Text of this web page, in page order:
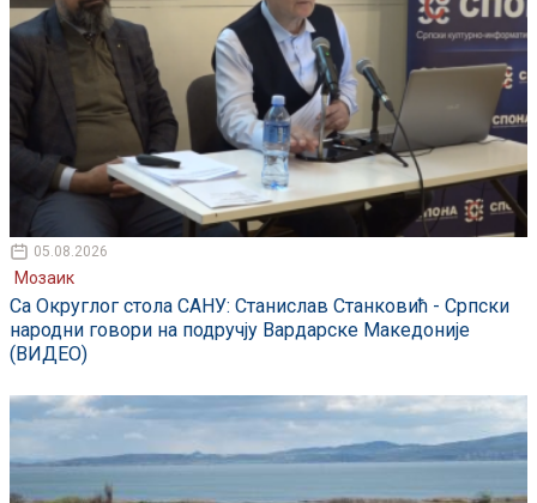
05.08.2026
Мозаик
Са Округлог стола САНУ: Станислав Станковић - Српски
народни говори на подручју Вардарске Македоније
(ВИДЕО)